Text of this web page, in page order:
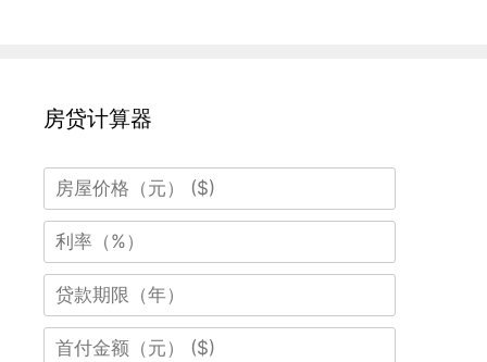
房贷计算器